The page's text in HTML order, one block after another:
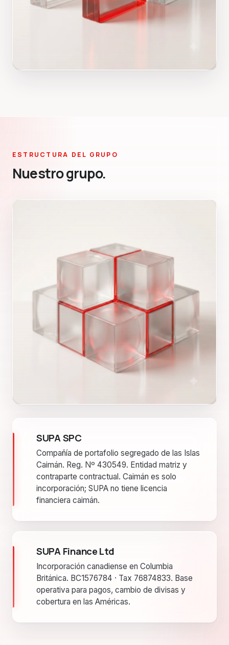
ESTRUCTURA DEL GRUPO
Nuestro grupo.
SUPA SPC
Compañía de portafolio segregado de las Islas
Caimán. Reg. Nº 430549. Entidad matriz y
contraparte contractual. Caimán es solo
incorporación; SUPA no tiene licencia
financiera caimán.
SUPA Finance Ltd
Incorporación canadiense en Columbia
Británica. BC1576784 · Tax 76874833. Base
operativa para pagos, cambio de divisas y
cobertura en las Américas.